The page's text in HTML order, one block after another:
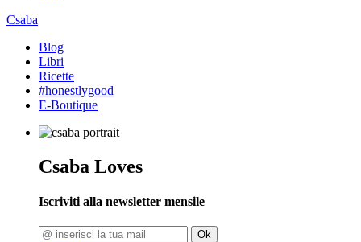
Csaba
Blog
Libri
Ricette
#honestlygood
E-Boutique
Csaba Loves
Iscriviti alla newsletter mensile
Ok